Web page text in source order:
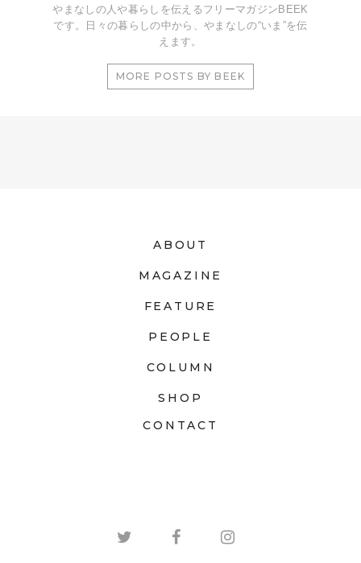
やまなしの人や暮らしを伝えるフリーマガジンBEEK
です。日々の暮らしの中から、やまなしの“いま”を伝
えます。
MORE POSTS BY BEEK
ABOUT
MAGAZINE
FEATURE
PEOPLE
COLUMN
SHOP
CONTACT